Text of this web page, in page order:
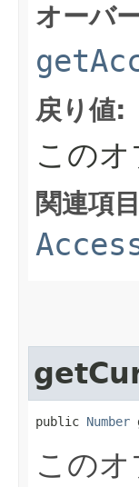
オーバ
戻り値:
このオ
関連項
public Number
この